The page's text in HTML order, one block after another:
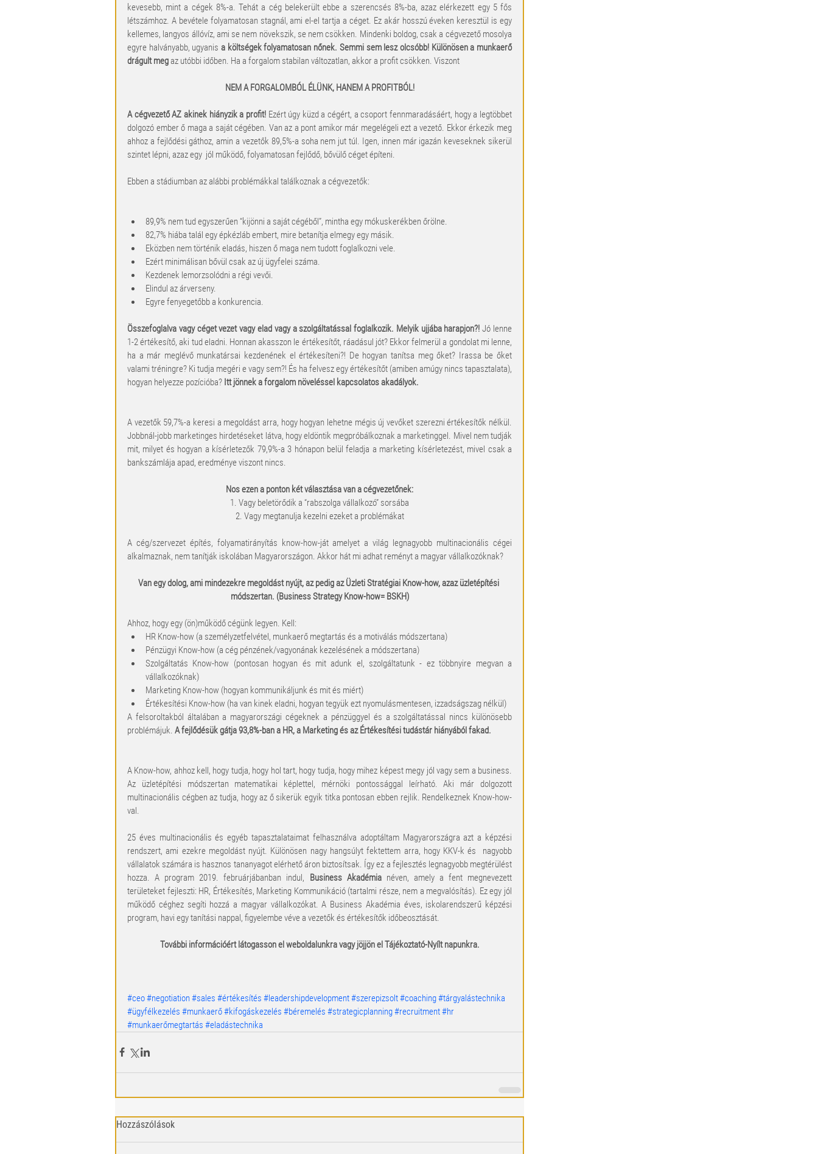
kevesebb, mint a cégek 8%-a. Tehát a cég belekerült ebbe a szerencsés 8%-ba, azaz elérkezett egy 5 fős
létszámhoz. A bevétele folyamatosan stagnál, ami el-el tartja a céget. Ez akár hosszú éveken keresztül is egy
kellemes, langyos állóvíz, ami se nem növekszik, se nem csökken. Mindenki boldog, csak a cégvezető mosolya
egyre halványabb, ugyanis a költségek folyamatosan nőnek. Semmi sem lesz olcsóbb! Különösen a munkaerő
drágult meg az utóbbi időben. Ha a forgalom stabilan változatlan, akkor a profit csökken. Viszont
NEM A FORGALOMBÓL ÉLÜNK, HANEM A PROFITBÓL!
A cégvezető AZ akinek hiányzik a profit! Ezért úgy küzd a cégért, a csoport fennmaradásáért, hogy a legtöbbet
dolgozó ember ő maga a saját cégében. Van az a pont amikor már megelégeli ezt a vezető. Ekkor érkezik meg
ahhoz a fejlődési gáthoz, amin a vezetők 89,5%-a soha nem jut túl. Igen, innen már igazán keveseknek sikerül
szintet lépni, azaz egy  jól működő, folyamatosan fejlődő, bővülő céget építeni.
Ebben a stádiumban az alábbi problémákkal találkoznak a cégvezetők:
89,9% nem tud egyszerűen “kijönni a saját cégéből”, mintha egy mókuskerékben őrölne.
82,7% hiába talál egy épkézláb embert, mire betanítja elmegy egy másik.
Eközben nem történik eladás, hiszen ő maga nem tudott foglalkozni vele.
Ezért minimálisan bővül csak az új ügyfelei száma.
Kezdenek lemorzsolódni a régi vevői.
Elindul az árverseny.
Egyre fenyegetőbb a konkurencia.
Összefoglalva vagy céget vezet vagy elad vagy a szolgáltatással foglalkozik. Melyik ujjába harapjon?! Jó lenne
1-2 értékesítő, aki tud eladni. Honnan akasszon le értékesítőt, ráadásul jót? Ekkor felmerül a gondolat mi lenne,
ha a már meglévő munkatársai kezdenének el értékesíteni?! De hogyan tanítsa meg őket? Irassa be őket
valami tréningre? Ki tudja megéri e vagy sem?! És ha felvesz egy értékesítőt (amiben amúgy nincs tapasztalata),
hogyan helyezze pozícióba? Itt jönnek a forgalom növeléssel kapcsolatos akadályok.
A vezetők 59,7%-a keresi a megoldást arra, hogy hogyan lehetne mégis új vevőket szerezni értékesítők nélkül.
Jobbnál-jobb marketinges hirdetéseket látva, hogy eldöntik megpróbálkoznak a marketinggel. Mivel nem tudják
mit, milyet és hogyan a kísérletezők 79,9%-a 3 hónapon belül feladja a marketing kísérletezést, mivel csak a
bankszámlája apad, eredménye viszont nincs.
Nos ezen a ponton két választása van a cégvezetőnek:
1. Vagy beletörődik a “rabszolga vállalkozó” sorsába
2. Vagy megtanulja kezelni ezeket a problémákat
A cég/szervezet építés, folyamatirányítás know-how-ját amelyet a világ legnagyobb multinacionális cégei
alkalmaznak, nem tanítják iskolában Magyarországon. Akkor hát mi adhat reményt a magyar vállalkozóknak?
Van egy dolog, ami mindezekre megoldást nyújt, az pedig az Üzleti Stratégiai Know-how, azaz üzletépítési
módszertan. (Business Strategy Know-how= BSKH)
Ahhoz, hogy egy (ön)működő cégünk legyen. Kell:
HR Know-how (a személyzetfelvétel, munkaerő megtartás és a motiválás módszertana)
Pénzügyi Know-how (a cég pénzének/vagyonának kezelésének a módszertana)
Szolgáltatás Know-how (pontosan hogyan és mit adunk el, szolgáltatunk - ez többnyire megvan a
vállalkozóknak)
Marketing Know-how (hogyan kommunikáljunk és mit és miért)
Értékesítési Know-how (ha van kinek eladni, hogyan tegyük ezt nyomulásmentesen, izzadságszag nélkül)
A felsoroltakból általában a magyarországi cégeknek a pénzüggyel és a szolgáltatással nincs különösebb
problémájuk. A fejlődésük gátja 93,8%-ban a HR, a Marketing és az Értékesítési tudástár hiányából fakad.
A Know-how, ahhoz kell, hogy tudja, hogy hol tart, hogy tudja, hogy mihez képest megy jól vagy sem a business.
Az üzletépítési módszertan matematikai képlettel, mérnöki pontossággal leírható. Aki már dolgozott
multinacionális cégben az tudja, hogy az ő sikerük egyik titka pontosan ebben rejlik. Rendelkeznek Know-how-
val.
25 éves multinacionális és egyéb tapasztalataimat felhasználva adoptáltam Magyarországra azt a képzési
rendszert, ami ezekre megoldást nyújt. Különösen nagy hangsúlyt fektettem arra, hogy KKV-k és  nagyobb
vállalatok számára is hasznos tananyagot elérhető áron biztosítsak. Így ez a fejlesztés legnagyobb megtérülést
hozza. A program 2019. februárjábanban indul, Business Akadémia néven, amely a fent megnevezett
területeket fejleszti: HR, Értékesítés, Marketing Kommunikáció (tartalmi része, nem a megvalósítás). Ez egy jól
működő céghez segíti hozzá a magyar vállalkozókat. A Business Akadémia éves, iskolarendszerű képzési
program, havi egy tanítási nappal, figyelembe véve a vezetők és értékesítők időbeosztását.
További információért látogasson el weboldalunkra vagy jöjjön el Tájékoztató-Nyílt napunkra.
#ceo#negotiation#sales #értékesítés #leadershipdevelopment#szerepizsolt#coaching#tárgyalástechnika
#ügyfélkezelés #munkaerő#kifogáskezelés #béremelés #strategicplanning#recruitment#hr
#munkaerőmegtartás #eladástechnika
Hozzászólások